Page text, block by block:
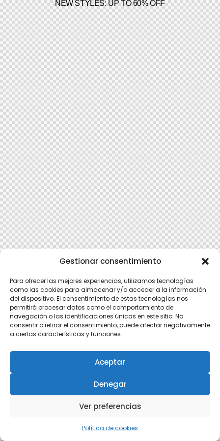
Gestionar consentimiento
Para ofrecer las mejores experiencias, utilizamos tecnologías
como las cookies para almacenar y/o acceder a la información
del dispositivo. El consentimiento de estas tecnologías nos
permitirá procesar datos como el comportamiento de
navegación o las identificaciones únicas en este sitio. No
consentir o retirar el consentimiento, puede afectar negativamente
a ciertas características y funciones.
Aceptar
Denegar
Ver preferencias
Política de cookies
NEW STYLES: UP TO 60% OFF